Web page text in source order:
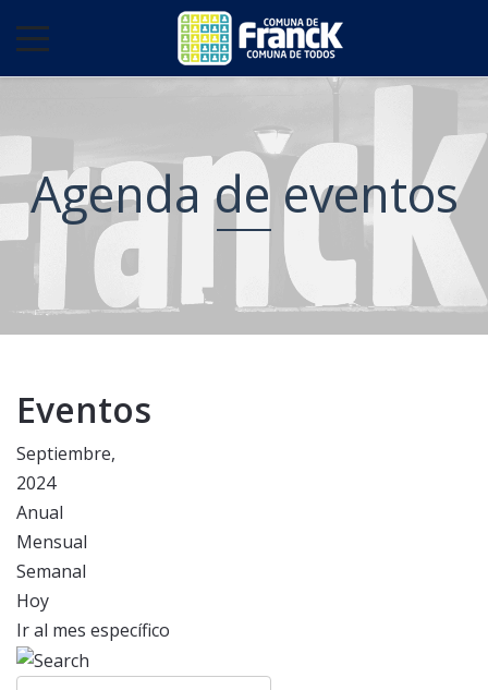
Agenda de eventos
Eventos
Septiembre,
2024
Anual
Mensual
Semanal
Hoy
Ir al mes específico